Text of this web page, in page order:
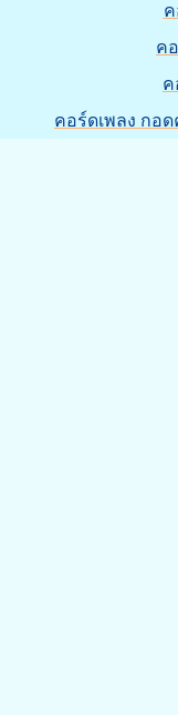
ค
ค
ค
คอร์ดเพลง กอ